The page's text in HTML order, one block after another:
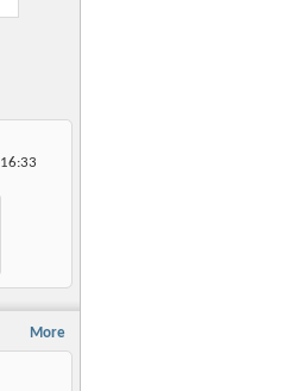
16:33
More